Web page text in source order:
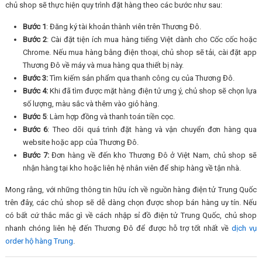
chủ shop sẽ thực hiện quy trình đặt hàng theo các bước như sau:
Bước 1: Đăng ký tài khoản thành viên trên Thương Đô.
Bước 2: Cài đặt tiện ích mua hàng tiếng Việt dành cho Cốc cốc hoặc
Chrome. Nếu mua hàng bằng điện thoại, chủ shop sẽ tải, cài đặt app
Thương Đô về máy và mua hàng qua thiết bị này.
Bước 3:Tìm kiếm sản phẩm qua thanh công cụ của Thương Đô.
Bước 4:Khi đã tìm được mặt hàng điện tử ưng ý, chủ shop sẽ chọn lựa
số lượng, màu sắc và thêm vào giỏ hàng.
Bước 5: Làm hợp đồng và thanh toán tiền cọc.
Bước 6: Theo dõi quá trình đặt hàng và vận chuyển đơn hàng qua
website hoặc app của Thương Đô.
Bước 7:Đơn hàng về đến kho Thương Đô ở Việt Nam, chủ shop sẽ
nhận hàng tại kho hoặc liên hệ nhân viên để ship hàng về tận nhà.
Mong rằng, với những thông tin hữu ích về nguồn hàng điện tử Trung Quốc
trên đây, các chủ shop sẽ dễ dàng chọn được shop bán hàng uy tín. Nếu
có bất cứ thắc mắc gì về cách nhập sỉ đồ điện tử Trung Quốc, chủ shop
nhanh chóng liên hệ đến Thương Đô để được hỗ trợ tốt nhất về dịch vụ
order hộ hàng Trung.